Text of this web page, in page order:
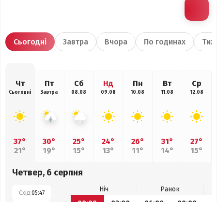
Сьогодні Завтра Вчора По годинах
Чт
Сьогодні
37°
21°
Пт
Завтра
30°
19°
Сб
08.08
25°
15°
Нд
09.08
24°
13°
Пн
10.08
26°
11°
Вт
11.08
31°
14°
Ср
12.08
27°
15°
Четвер, 6 серпня
Схід:05:47 Ніч
Ранок